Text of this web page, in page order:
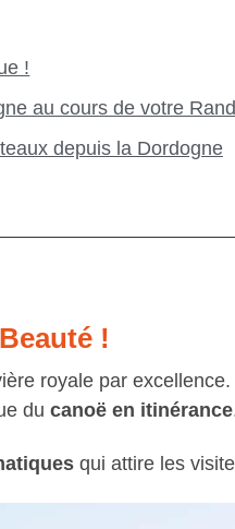
!
au cours de votre
depuis la Dordogne
!
royale par
du canoë en itinérance
qui attire les